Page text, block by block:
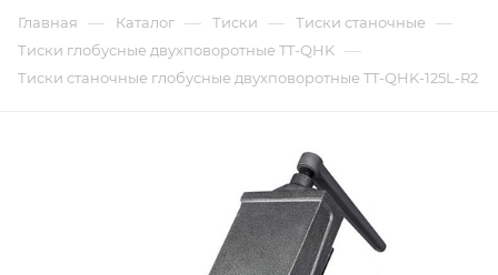
Главная — Каталог — Тиски — Тиски станочные —
Тиски глобусные двухповоротные TT-QHK —
Тиски станочные глобусные двухповоротные TT-QHK-125L-R2